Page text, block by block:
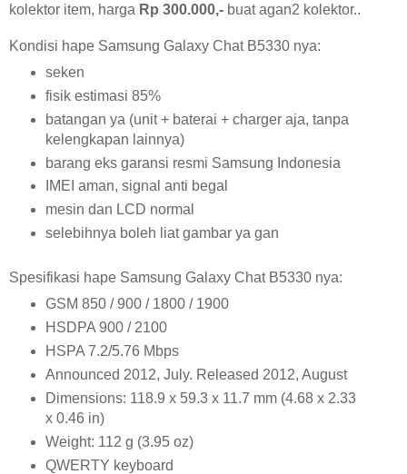
kolektor item, harga Rp 300.000,- buat agan2 kolektor..
Kondisi hape Samsung Galaxy Chat B5330 nya:
seken
fisik estimasi 85%
batangan ya (unit + baterai + charger aja, tanpa
kelengkapan lainnya)
barang eks garansi resmi Samsung Indonesia
IMEI aman, signal anti begal
mesin dan LCD normal
selebihnya boleh liat gambar ya gan
Spesifikasi hape Samsung Galaxy Chat B5330 nya:
GSM 850 / 900 / 1800 / 1900
HSDPA 900 / 2100
HSPA 7.2/5.76 Mbps
Announced 2012, July. Released 2012, August
Dimensions: 118.9 x 59.3 x 11.7 mm (4.68 x 2.33
x 0.46 in)
Weight: 112 g (3.95 oz)
QWERTY keyboard